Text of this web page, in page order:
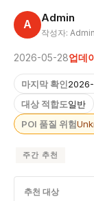
A Admin
작성자: Admin
2026-05-28업데
마지막 확인
대상 적합도일반
POI 품질 위험
주간 추천
추천 대상